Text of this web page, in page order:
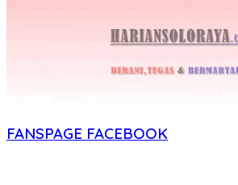
FANSPAGE FACEBOOK